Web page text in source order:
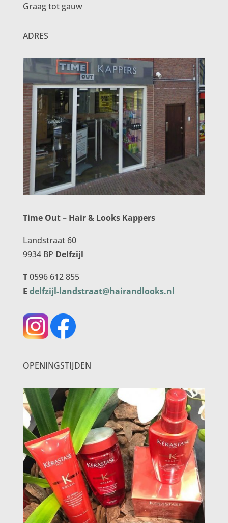
Graag tot gauw
ADRES
Time Out – Hair & Looks Kappers
Landstraat 60
9934 BP Delfzijl
T0596 612 855
E delfzijl-landstraat@hairandlooks.nl
OPENINGSTIJDEN